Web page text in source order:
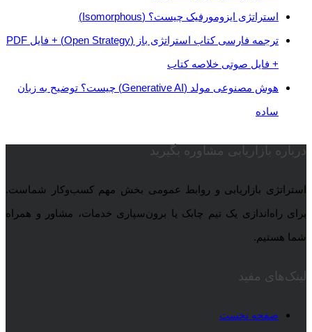
استراتژی‌ ایزومورفیک چیست؟ (Isomorphous)
ترجمه فارسی کتاب استراتژی باز (Open Strategy) + فایل PDF
+ فایل صوتی خلاصه کتاب
هوش مصنوعی مولد (Generative AI) چیست؟ توضیح به زبان
ساده
درباره بازاریابی مشاوره بگیرید
استراتژی بازاریابی و روابط عمومی بخش مهم کسب‌وکار شماست.
برای راه‌اندازی یک تیم چابک یا برون‌سپاری خدمات، مشاور و همراه
شما هستیم.
لینک‌های مفید
صفحه نخست